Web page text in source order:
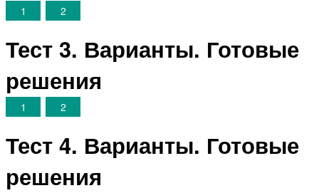
1 2
Тест 3. Варианты. Готовые
решения
1 2
Тест 4. Варианты. Готовые
решения